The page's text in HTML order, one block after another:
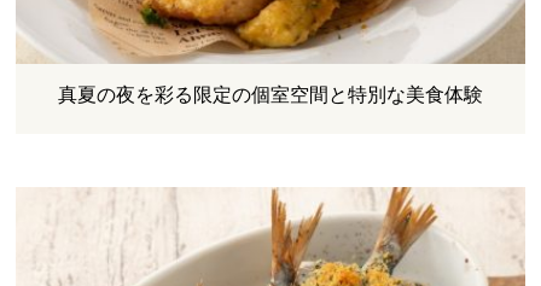
真夏の夜を彩る限定の個室空間と特別な美食体験